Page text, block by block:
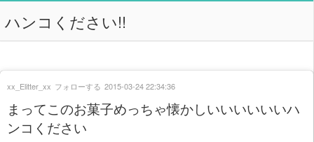
ハンコください!!
まってこのお菓子めっちゃ懐かしいいいいいいハ
ンコください
xx_Elitter_xx フォローする 2015-03-24 22:34:36